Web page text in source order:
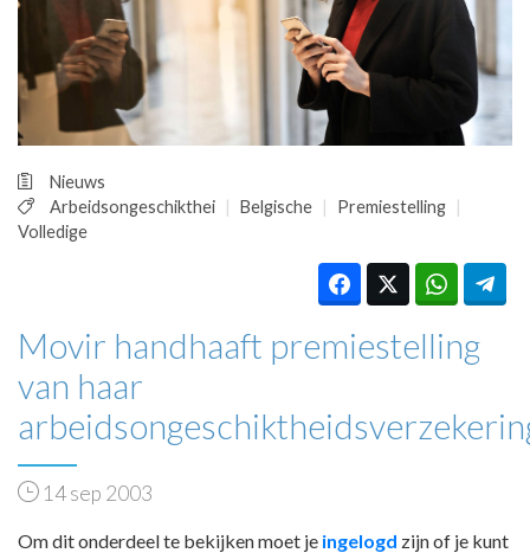
PRAKTIJKZAKEN
TARIEVEN
VPHUISARTSEN
MEDISCHE VAKHANDEL
REGISTRATIE
Nieuws
Arbeidsongeschikthei
Belgische
Premiestelling
Volledige
Movir handhaaft premiestelling
van haar
14 sep 2003
Om dit onderdeel te bekijken moet je ingelogd zijn of je kunt